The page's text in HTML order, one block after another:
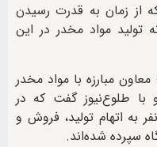
از زمان به قدرت رسیدن
بیش از ۱۱۰۰ کارخانه تولید مواد مخدر در این
مبارزه با مواد مخدر
با طلوع‌نیوز گفت که در
بیش از ۱۳ هزار نفر به اتهام تولید، فروش و
سپرده شده‌اند.